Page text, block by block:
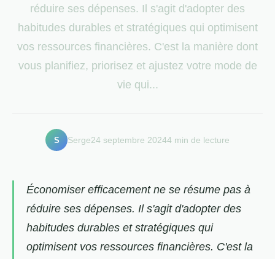
réduire ses dépenses. Il s'agit d'adopter des
habitudes durables et stratégiques qui optimisent
vos ressources financières. C'est la manière dont
vous planifiez, priorisez et ajustez votre mode de
vie qui...
S Serge24 septembre 20244 min de lecture
Économiser efficacement ne se résume pas à
réduire ses dépenses. Il s'agit d'adopter des
habitudes durables et stratégiques qui
optimisent vos ressources financières. C'est la